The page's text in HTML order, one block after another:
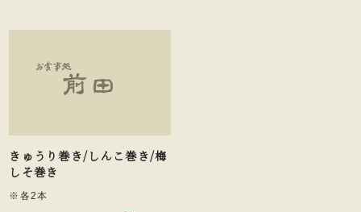
きゅうり巻き/しんこ巻き/梅
しそ巻き
※各2本